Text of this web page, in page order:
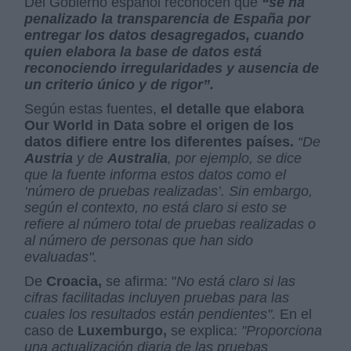
penalizado la transparencia de España por
entregar los datos desagregados, cuando
quien elabora la base de datos está
reconociendo irregularidades y ausencia de
un criterio único y de rigor”.
Según estas fuentes, el detalle que elabora
Our World in Data sobre el origen de los
datos difiere entre los diferentes países. “De
Austria y deAustralia, por ejemplo, se dice
que la fuente informa estos datos como el
‘número de pruebas realizadas’. Sin embargo,
según el contexto, no está claro si esto se
refiere al número total de pruebas realizadas o
al número de personas que han sido
evaluadas".
De Croacia, se afirma: "No está claro si las
cifras facilitadas incluyen pruebas para las
cuales los resultados están pendientes". En el
caso de Luxemburgo, se explica: "Proporciona
una actualización diaria de las pruebas